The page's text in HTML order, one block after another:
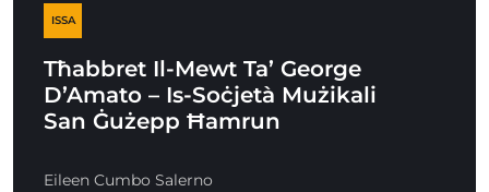
ISSA
Tħabbret Il-Mewt Ta’ George
D’Amato – Is-Soċjetà Mużikali
San Ġużepp Ħamrun
Eileen Cumbo Salerno